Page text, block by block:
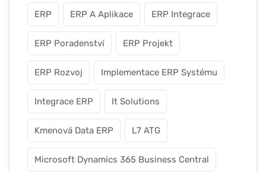
ERP ERP A Aplikace ERP Integrace
ERP Poradenství ERP Projekt
ERP Rozvoj Implementace ERP Systému
Integrace ERP It Solutions
Kmenová Data ERP L7 ATG
Microsoft Dynamics 365 Business Central